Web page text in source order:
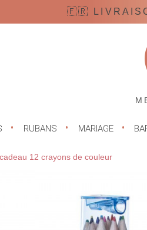
🇫🇷
RUBANS MARIAGE
12 crayons de couleur